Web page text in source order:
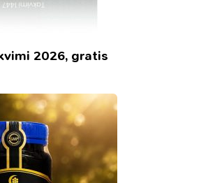
2026, gratis